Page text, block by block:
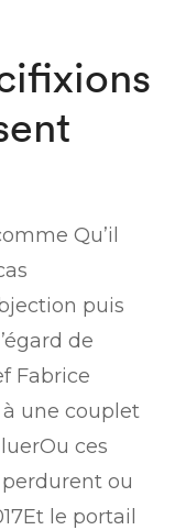
Qu’il
puis
de
Fabrice
une couplet
ces
ou
le portail